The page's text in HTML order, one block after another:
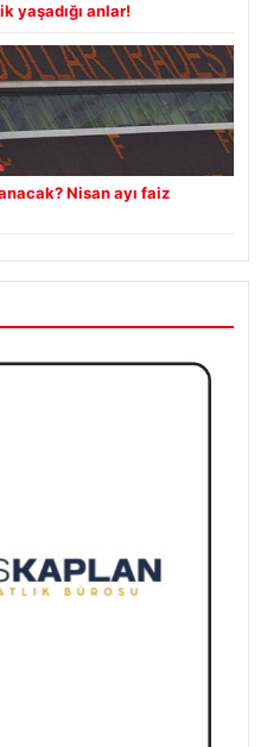
yaşadığı anlar!
Nisan ayı faiz